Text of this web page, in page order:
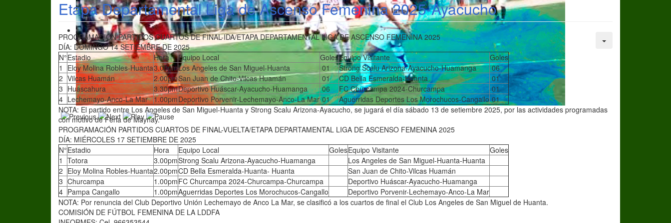
Etapa Departamental Liga de Ascenso Femenina 2025-Ayacucho
PROGRAMACIÓN PARTIDOS CUARTOS DE FINAL-IDA/ETAPA DEPARTAMENTAL LIGA DE ASCENSO FEMENINA 2025
DÍA: DOMINGO 14 SETIEMBRE DE 2025
N°Estadio Hora Equipo Local GolesEquipo Visitante
Goles
1
Eloy Molina Robles-Huanta3.00pmLos Angeles de San Miguel-Huanta 01 Strong Scalu Arizona-Ayacucho-Huamanga
06
2 Vilcas Huamán 2.00pmSan Juan de Chito-Vilcas Huamán 01 CD Bella Esmeralda-Huanta
01
3 Huascahura 3.30pmDeportivo Huáscar-Ayacucho-Huamanga 06 FC Churcampa 2024-Churcampa
01
4 Lechemayo-Anco-La Mar 1.00pmDeportivo Porvenir-Lechemayo-Anco-La Mar01 Aguerridas Deportes Los Morochucos-Cangallo01
NOTA: El partido entre Los Angeles de San Miguel-Huanta y Strong Scalu Arizona-Ayacucho, se jugará el día sábado 13 de setiembre 2025, por las actividades programadas
con motivo de Feria de Maynay.
PROGRAMACIÓN PARTIDOS CUARTOS DE FINAL-VUELTA/ETAPA DEPARTAMENTAL LIGA DE ASCENSO FEMENINA 2025
DÍA: MIÉRCOLES 17 SETIEMBRE DE 2025
N°Estadio Hora Equipo Local GolesEquipo Visitante
Goles
1 Totora 3.00pmStrong Scalu Arizona-Ayacucho-Huamanga
Los Angeles de San Miguel-Huanta-Huanta
2 Eloy Molina Robles-Huanta2.00pmCD Bella Esmeralda-Huanta- Huanta
San Juan de Chito-Vilcas Huamán
3 Churcampa 1.00pmFC Churcampa 2024-Churcampa-Churcampa
Deportivo Huáscar-Ayacucho-Huamanga
4 Pampa Cangallo 1.00pmAguerridas Deportes Los Morochucos-Cangallo
Deportivo Porvenir-Lechemayo-Anco-La Mar
NOTA: Por renuncia del Club Deportivo Unión Lechemayo de Anco La Mar, se clasificó a los cuartos de final el Club Los Angeles de San Miguel de Huanta.
COMISIÓN DE FÚTBOL FEMENINA DE LA LDDFA